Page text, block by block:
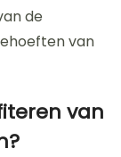
de
van
van